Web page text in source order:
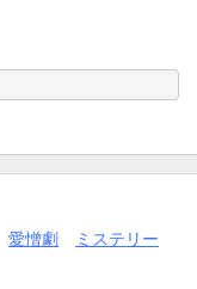
愛憎劇
ミステリー